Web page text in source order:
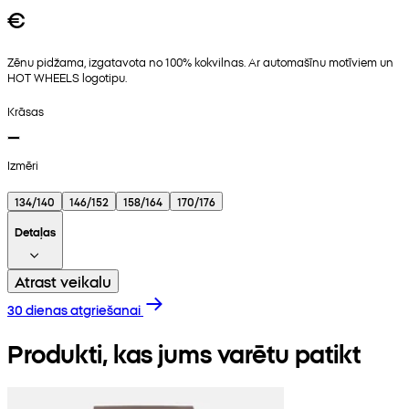
€
Zēnu pidžama, izgatavota no 100% kokvilnas. Ar automašīnu motīviem un
HOT WHEELS logotipu.
Krāsas
Izmēri
134/140 146/152 158/164
170/176
Detaļas
Atrast veikalu
30 dienas atgriešanai
Produkti, kas jums varētu patikt